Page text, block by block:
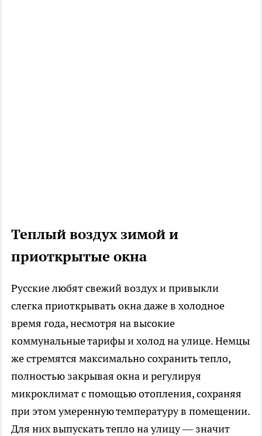
Теплый воздух зимой и
приоткрытые окна
Русские любят свежий воздух и привыкли
слегка приоткрывать окна даже в холодное
время года, несмотря на высокие
коммунальные тарифы и холод на улице. Немцы
же стремятся максимально сохранить тепло,
полностью закрывая окна и регулируя
микроклимат с помощью отопления, сохраняя
при этом умеренную температуру в помещении.
Для них выпускать тепло на улицу — значит